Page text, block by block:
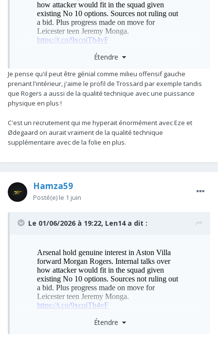
Première source vraiment fiable qui confirme qu'on a un
intérêt réel pour Rogers, j'aime bien le joueur mais j'ai encore
des réserves sur son profil et si ça peut fonctionner chez
nous
Étendre
Je pense qu'il peut être génial comme milieu offensif gauche
prenant l'intérieur, j'aime le profil de Trossard par exemple tandis
que Rogers a aussi de la qualité technique avec une puissance
physique en plus !
C'est un recrutement qui me hyperait énormément avec Eze et
Ødegaard on aurait vraiment de la qualité technique
supplémentaire avec de la folie en plus.
Hamza59
Posté(e) le 1 juin
Le 01/06/2026 à 19:22, Len14a dit :
Étendre